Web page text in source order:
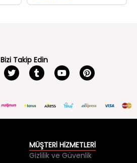
Bizi Takip Edin
MÜŞTERİ HİZMETLERİ
Gizlilik ve Güvenlik